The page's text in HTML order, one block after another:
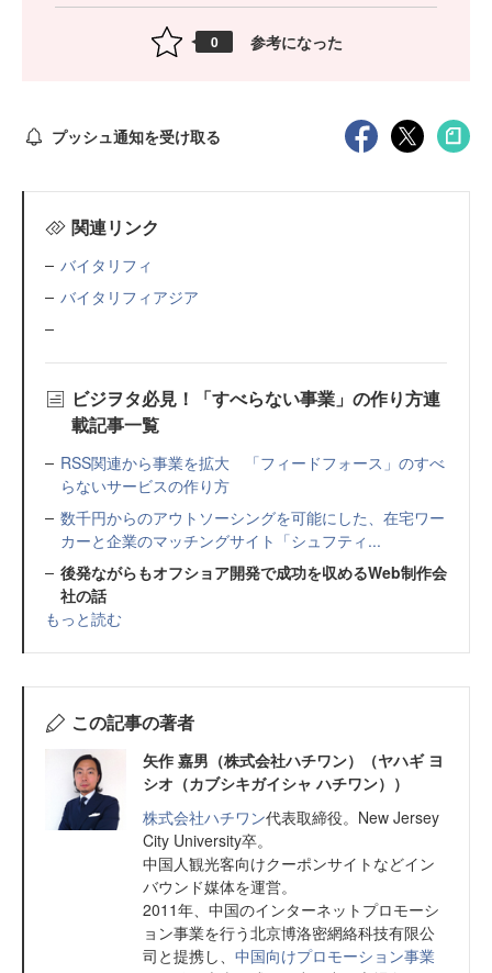
0 参考になった
プッシュ通知を受け取る
関連リンク
バイタリフィ
バイタリフィアジア
ビジヲタ必見！「すべらない事業」の作り方連
載記事一覧
RSS関連から事業を拡大 「フィードフォース」のすべ
らないサービスの作り方
数千円からのアウトソーシングを可能にした、在宅ワー
カーと企業のマッチングサイト「シュフティ...
後発ながらもオフショア開発で成功を収めるWeb制作会
社の話
もっと読む
この記事の著者
矢作 嘉男（株式会社ハチワン）（ヤハギ ヨ
シオ（カブシキガイシャ ハチワン））
株式会社ハチワン代表取締役。New Jersey
City University卒。
中国人観光客向けクーポンサイトなどイン
バウンド媒体を運営。
2011年、中国のインターネットプロモーシ
ョン事業を行う北京博洛密網絡科技有限公
司と提携し、 中国向けプロモーション事業